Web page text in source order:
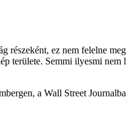
részeként, ez nem felelne
területe. Semmi ilyesmi
a Wall Street